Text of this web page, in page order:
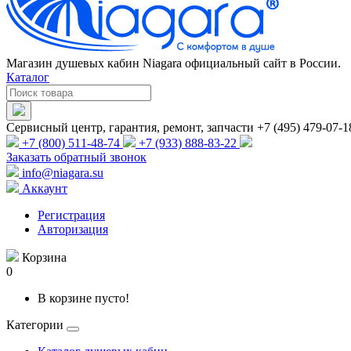
Магазин душевых кабин Niagara официальный сайт в России.
Каталог
Сервисный центр, гарантия, ремонт, запчасти +7 (495) 479-07-
+7 (800) 511-48-74
+7 (933) 888-83-22
Заказать обратный звонок
info@niagara.su
Аккаунт
Регистрация
Авторизация
Корзина
0
В корзине пусто!
Категории